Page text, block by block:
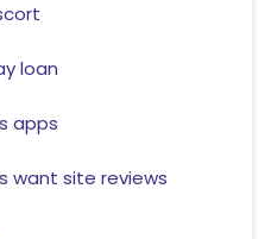
loan
apps
want site reviews